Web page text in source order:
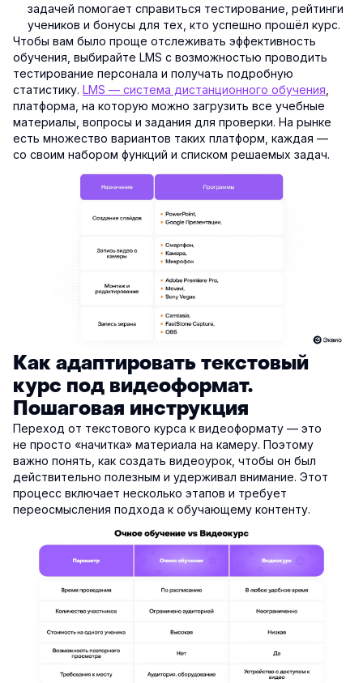
задачей помогает справиться тестирование, рейтинги
учеников и бонусы для тех, кто успешно прошёл курс.
Чтобы вам было проще отслеживать эффективность
обучения, выбирайте LMS с возможностью проводить
тестирование персонала и получать подробную
статистику. LMS — система дистанционного обучения
платформа, на которую можно загрузить все учебные
материалы, вопросы и задания для проверки. На рынке
есть множество вариантов таких платформ, каждая —
со своим набором функций и списком решаемых задач.
Как адаптировать текстовый
курс под видеоформат.
Пошаговая инструкция
Переход от текстового курса к видеоформату — это
не просто «начитка» материала на камеру. Поэтому
важно понять, как создать видеоурок, чтобы он был
действительно полезным и удерживал внимание. Этот
процесс включает несколько этапов и требует
переосмысления подхода к обучающему контенту.